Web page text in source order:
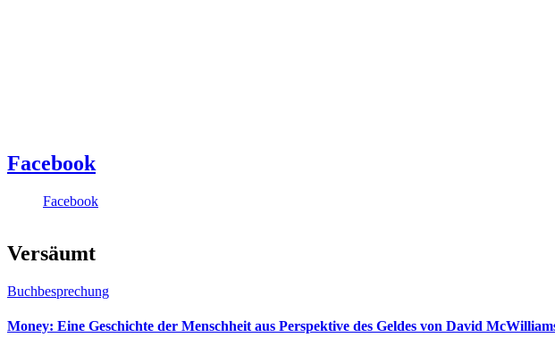
Facebook
Facebook
Versäumt
Buchbesprechung
Money: Eine Geschichte der Menschheit aus Perspektive des Geldes von David